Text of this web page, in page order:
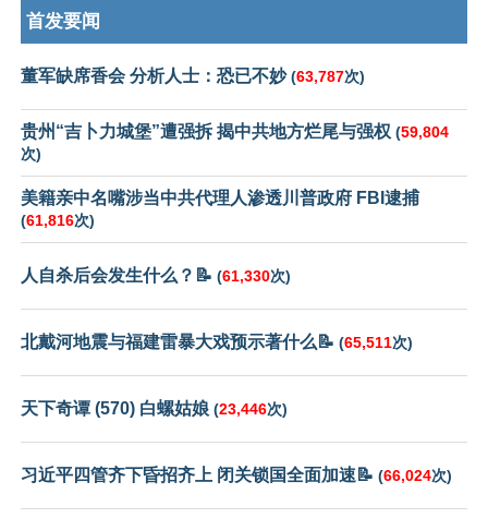
首发要闻
董军缺席香会 分析人士：恐已不妙(63,787次)
贵州“吉卜力城堡”遭强拆 揭中共地方烂尾与强权 (59,804
次)
美籍亲中名嘴涉当中共代理人渗透川普政府 FBI逮捕
(61,816次)
人自杀后会发生什么？📝 (61,330次)
北戴河地震与福建雷暴大戏预示著什么📝 (65,511次)
天下奇谭 (570) 白螺姑娘 (23,446次)
习近平四管齐下昏招齐上 闭关锁国全面加速📝 (66,024次)